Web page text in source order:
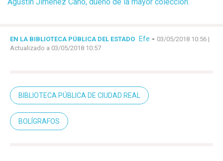
EN LA BIBLIOTECA PÚBLICA DEL ESTADO Efe - 03/05/2018 10:56 |
Actualizado a 03/05/2018 10:57
BIBLIOTECA PÚBLICA DE CIUDAD REAL
BOLÍGRAFOS